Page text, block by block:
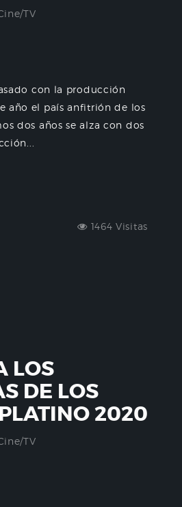
TV
con la producción
año el país anfitrión de los
dos años se alza con dos
1464 Visitas
LOS
DE LOS
2020
TV